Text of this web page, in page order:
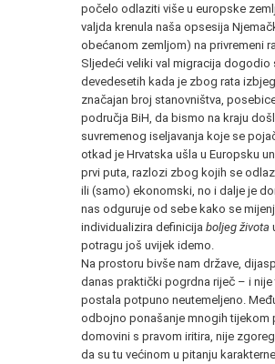
počelo odlaziti više u europske
valjda krenula naša opsesija
obećanom zemljom) na privremeni
Sljedeći veliki val migracija dogodio
devedesetih kada je zbog rata
značajan broj stanovništva,
područja BiH, da bismo na kraju
suvremenog iseljavanja koje se
otkad je Hrvatska ušla u Europsku
prvi puta, razlozi zbog kojih se
ili (samo) ekonomski, no i dalje je
nas odguruje od sebe kako se
individualizira definicija boljeg života
potragu još uvijek idemo.
Na prostoru bivše nam države,
danas praktički pogrdna riječ – i nije
postala potpuno neutemeljeno.
odbojno ponašanje mnogih tijekom
domovini s pravom iritira, nije
da su tu većinom u pitanju